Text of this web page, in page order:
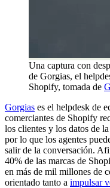
Una captura con
de Gorgias, el
Shopify, tomada de
Gorgias es el helpdesk de
comerciantes de Shopify
los clientes y los datos de
por lo que los agentes
salir de la conversación.
40% de las marcas de
en más de mil millones de
orientado tanto a impulsar